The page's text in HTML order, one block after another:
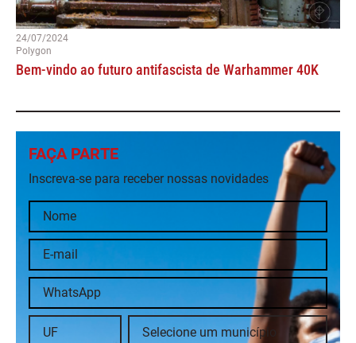
24/07/2024
Polygon
Bem-vindo ao futuro antifascista de Warhammer 40K
FAÇA PARTE
Inscreva-se para receber nossas novidades